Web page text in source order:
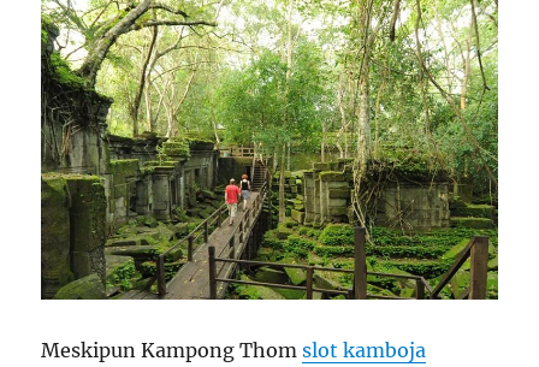
Meskipun Kampong Thomslot kamboja